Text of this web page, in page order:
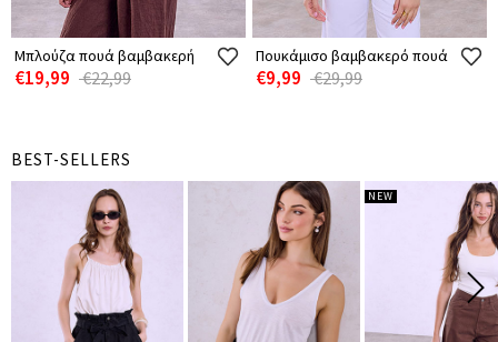
Μπλούζα πουά βαμβακερή
€19,99 €22,99
Πουκάμισο βαμβακερό πουά
€9,99 €29,99
BEST-SELLERS
NEW